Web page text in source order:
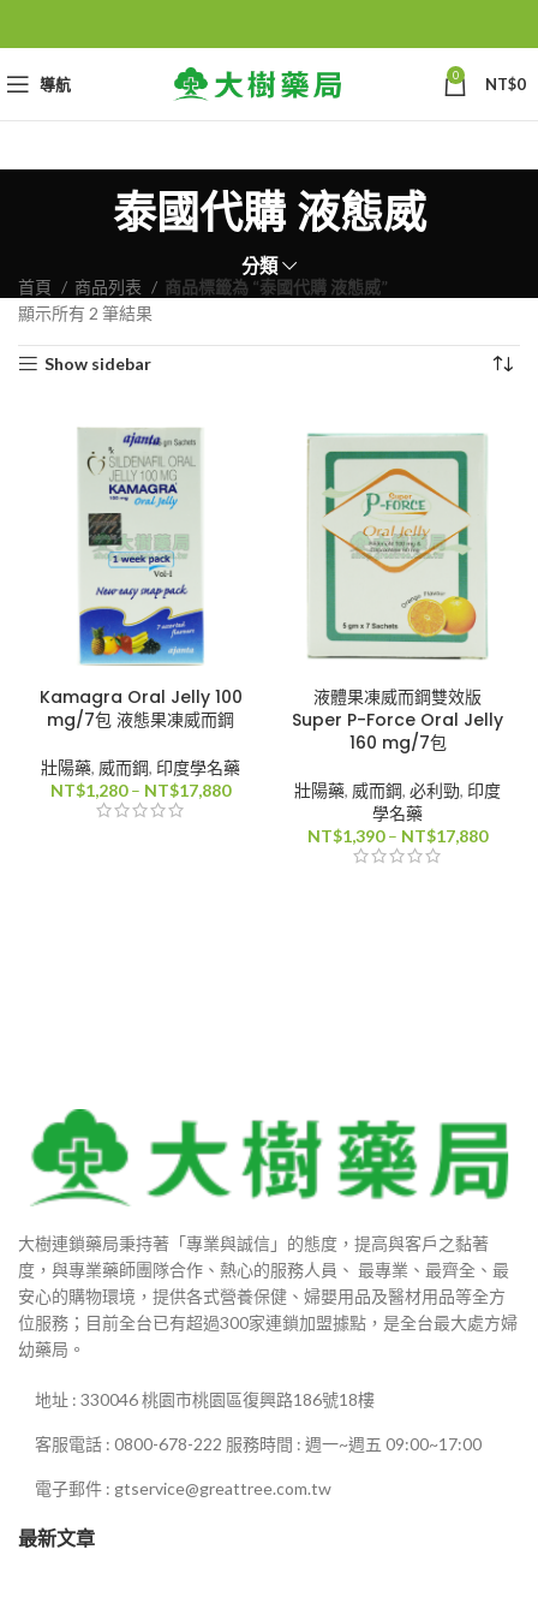
導航 0 NT$0
泰國代購 液態威
分類
首頁 商品列表
商品標籤為 “泰國代購 液態威”
顯示所有 2 筆結果
Show sidebar
Kamagra Oral Jelly 100
mg/7包 液態果凍威而鋼
壯陽藥, 威而鋼, 印度學名藥
NT$1,280 – NT$17,880價
液體果凍威而鋼雙效版
Super P-Force Oral Jelly
160 mg/7包
壯陽藥, 威而鋼, 必利勁, 印度
學名藥
NT$1,390 – NT$17,880價
大樹連鎖藥局秉持著「專業與誠信」的態度，提高與客戶之黏著
度，與專業藥師團隊合作、熱心的服務人員、 最專業、最齊全、最
安心的購物環境，提供各式營養保健、婦嬰用品及醫材用品等全方
位服務；目前全台已有超過300家連鎖加盟據點，是全台最大處方婦
幼藥局。
地址 : 330046 桃園市桃園區復興路186號18樓
客服電話 : 0800-678-222 服務時間 : 週一~週五 09:00~17:00
電子郵件 : gtservice@greattree.com.tw
最新文章